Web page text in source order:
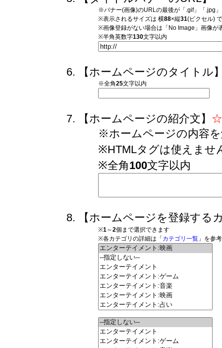
※バナー(画像)のURLの最後が「.gif」「.jpg
※表示されるサイズは 横88×縦31(ピクセル)
※画像登録がない場合は「No Image」画像が
※半角英数字130文字以内
【ホームページのタイトル
※全角25文字以内
【ホームページの紹介文】 ☆
※ホームページの内容
※HTMLタグは使えませ
※全角100文字以内
【ホームページを登録する
※1～2個まで選択できます
※各カテゴリの詳細は「 カテゴリ一覧 」を参